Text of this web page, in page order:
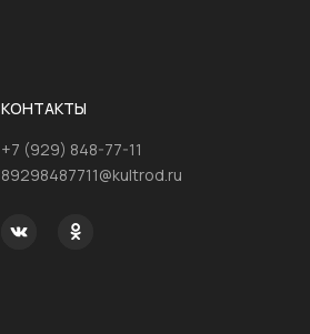
КОНТАКТЫ
+7 (929) 848-77-11
89298487711@kultrod.ru